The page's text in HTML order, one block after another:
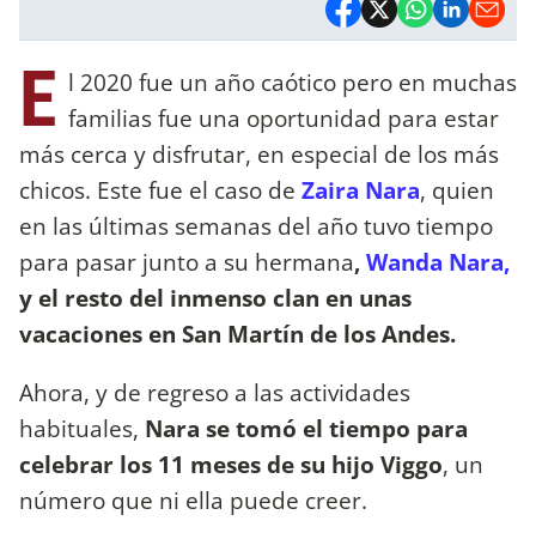
E l 2020 fue un año caótico pero en muchas
familias fue una oportunidad para estar
más cerca y disfrutar, en especial de los más
chicos. Este fue el caso de Zaira Nara, quien
en las últimas semanas del año tuvo tiempo
para pasar junto a su hermana,Wanda Nara,
y el resto del inmenso clan en unas
vacaciones en San Martín de los Andes.
Ahora, y de regreso a las actividades
habituales, Nara se tomó el tiempo para
celebrar los 11 meses de su hijo Viggo, un
número que ni ella puede creer.